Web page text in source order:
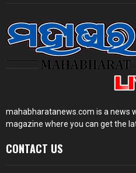
mahabharatanews.com is a news
magazine where you can get the
CONTACT US